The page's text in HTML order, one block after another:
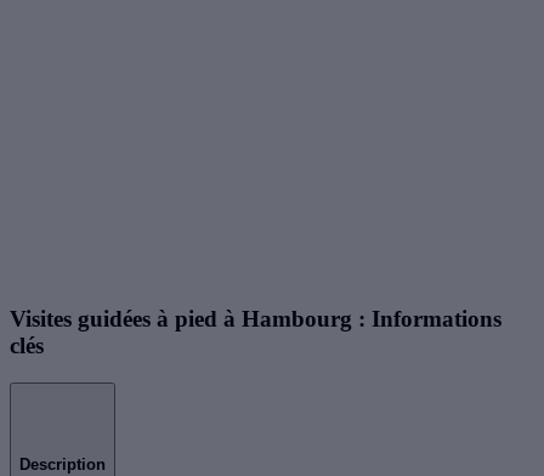
Visites guidées à pied à Hambourg : Informations
clés
Description